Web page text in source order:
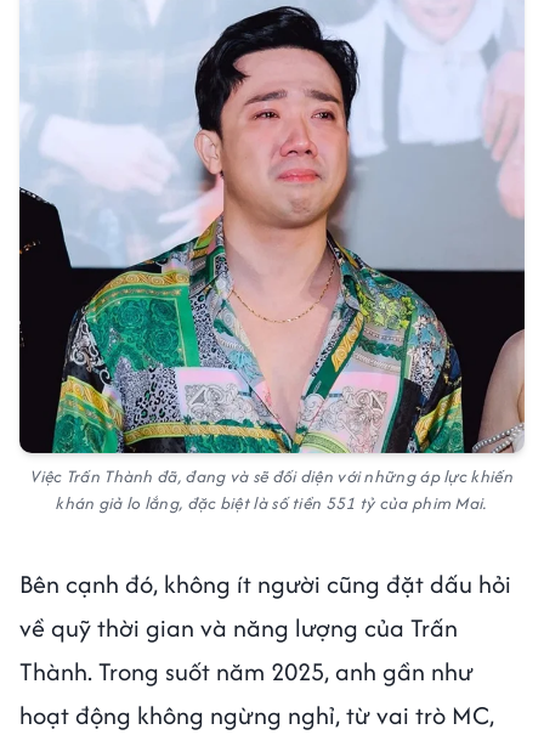
Việc Trấn Thành đã, đang và sẽ đối diện với những áp lực khiến
khán giả lo lắng, đặc biệt là số tiền 551 tỷ của phim Mai.
Bên cạnh đó, không ít người cũng đặt dấu hỏi
về quỹ thời gian và năng lượng của Trấn
Thành. Trong suốt năm 2025, anh gần như
hoạt động không ngừng nghỉ, từ vai trò MC,